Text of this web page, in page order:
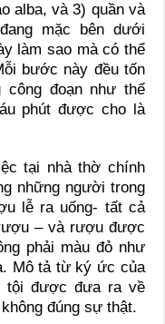
alba, và 3) quần và
mặc bên dưới
làm sao mà có thể
bước này đều tốn
công đoạn như thế
phút được cho là
tại nhà thờ chính
những người trong
lễ ra uống- tất cả
– và rượu được
phải màu đỏ như
Mô tả từ ký ức của
tội được đưa ra về
đúng sự thật.